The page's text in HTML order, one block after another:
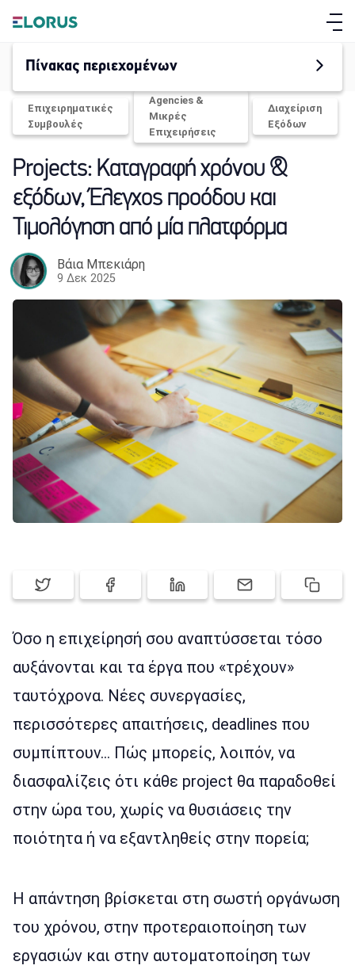
ΣΧΕΤΙΚΑ ΜΕ ΤΟ ELORUS
ΔΥΝΑΤΟΤΗΤΕΣ
ΣΥΝΔΡΟΜΕΣ
ΕΓΓΡΑΦΉ
Επιχειρηματικές
Συμβουλές
Agencies &
Μικρές
Επιχειρήσεις
Διαχείριση
Εξόδων
Projects: Καταγραφή χρόνου &
εξόδων, Έλεγχος προόδου και
Τιμολόγηση από μία πλατφόρμα
Βάια Μπεκιάρη
9 Δεκ 2025
Όσο η επιχείρησή σου αναπτύσσεται τόσο
αυξάνονται και τα έργα που «τρέχουν»
ταυτόχρονα. Νέες συνεργασίες,
περισσότερες απαιτήσεις, deadlines που
συμπίπτουν… Πώς μπορείς, λοιπόν, να
διασφαλίζεις ότι κάθε project θα παραδοθεί
στην ώρα του, χωρίς να θυσιάσεις την
ποιότητα ή να εξαντληθείς στην πορεία;
Η απάντηση βρίσκεται στη σωστή οργάνωση
του χρόνου, στην προτεραιοποίηση των
εργασιών και στην αυτοματοποίηση των
Πίνακας περιεχομένων